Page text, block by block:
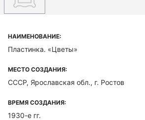
НАИМЕНОВАНИЕ:
Пластинка. «Цветы»
МЕСТО СОЗДАНИЯ:
СССР, Ярославская обл., г. Ростов
ВРЕМЯ СОЗДАНИЯ:
1930-е гг.